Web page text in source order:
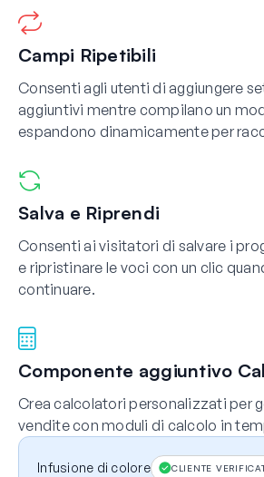
Campi Ripetibili
Consenti agli utenti di aggiungere
aggiuntivi mentre compilano un
espandono dinamicamente per
Salva e Riprendi
Consenti ai visitatori di salvare i
e ripristinare le voci con un clic
continuare.
Componente aggiuntivo
Crea calcolatori personalizzati per
vendite con moduli di calcolo in
Infusione di colore CLIENTE